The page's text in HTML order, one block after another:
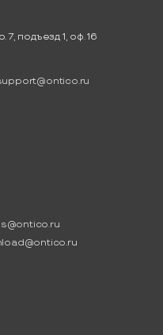
7, подъезд 1, оф. 16